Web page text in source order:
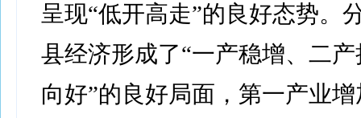
呈现“低开高走”的良好态势。
县经济形成了“一产稳增、二
向好”的良好局面，第一产业增